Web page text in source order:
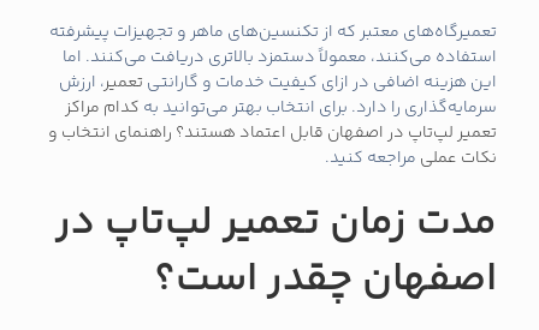
تعمیرگاه‌های معتبر که از تکنسین‌های ماهر و تجهیزات پیشرفته
استفاده می‌کنند، معمولاً دستمزد بالاتری دریافت می‌کنند. اما
این هزینه اضافی در ازای کیفیت خدمات و گارانتی تعمیر، ارزش
سرمایه‌گذاری را دارد. برای انتخاب بهتر می‌توانید به کدام مراکز
تعمیر لپ‌تاپ در اصفهان قابل اعتماد هستند؟ راهنمای انتخاب و
نکات عملی مراجعه کنید.
مدت زمان تعمیر لپ‌تاپ در
اصفهان چقدر است؟